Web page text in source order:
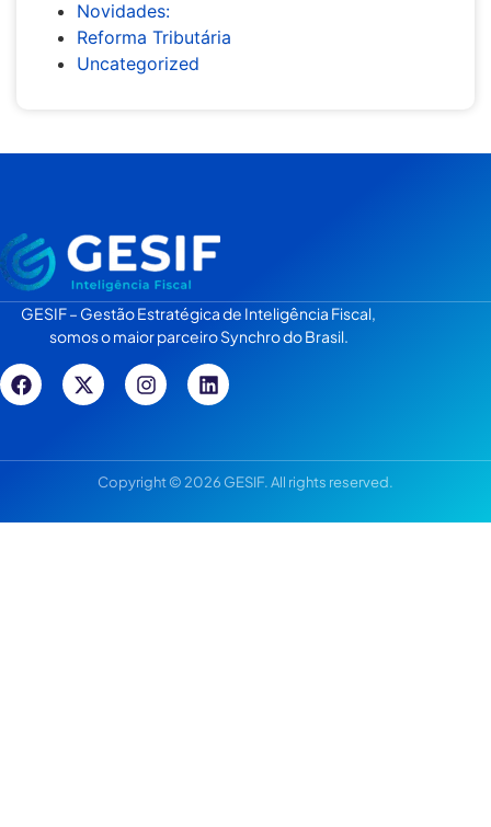
Novidades:
Reforma Tributária
Uncategorized
GESIF – Gestão Estratégica de Inteligência Fiscal,
somos o maior parceiro Synchro do Brasil.
Copyright © 2026 GESIF. All rights reserved.